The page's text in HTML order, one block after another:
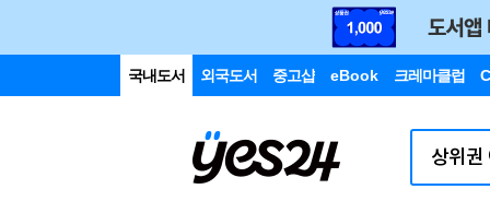
국내도서 외국도서 중고샵 eBook 크레마클럽